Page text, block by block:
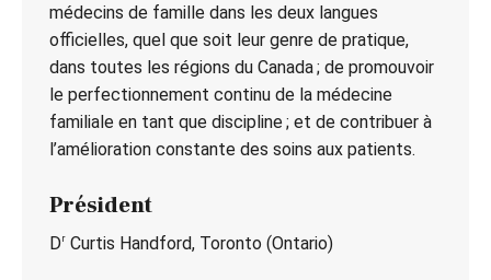
médecins de famille dans les deux langues
officielles, quel que soit leur genre de pratique,
dans toutes les régions du Canada ; de promouvoir
le perfectionnement continu de la médecine
familiale en tant que discipline ; et de contribuer à
l’amélioration constante des soins aux patients.
Président
Dr Curtis Handford, Toronto (Ontario)